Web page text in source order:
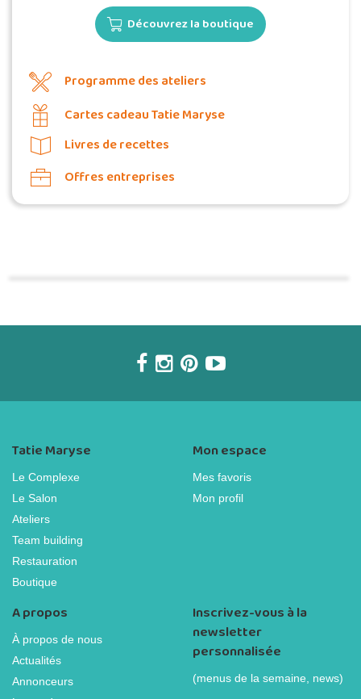
Découvrez la boutique
Programme des ateliers
Cartes cadeau Tatie Maryse
Livres de recettes
Offres entreprises
Tatie Maryse
Le Complexe
Le Salon
Ateliers
Team building
Restauration
Boutique
Mon espace
Mes favoris
Mon profil
A propos
À propos de nous
Actualités
Annonceurs
Inscrivez-vous à la
newsletter
personnalisée
(menus de la semaine, news)